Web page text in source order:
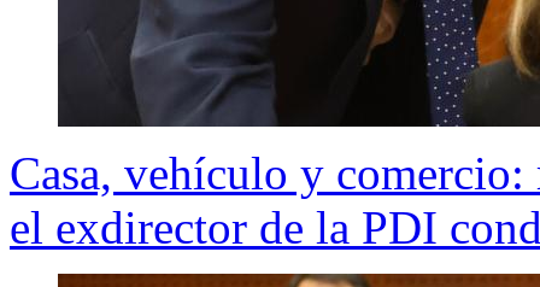
Casa, vehículo y comercio:
el exdirector de la PDI